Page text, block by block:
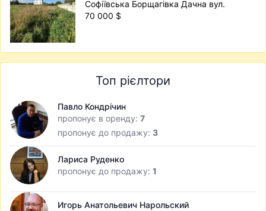
Софіївська Борщагівка Дачна вул.
70 000 $
Топ рієлтори
Павло Кондрічин
пропонує в оренду: 7
пропонує до продажу: 3
Лариса Руденко
пропонує до продажу: 1
Игорь Анатольевич Нарольский